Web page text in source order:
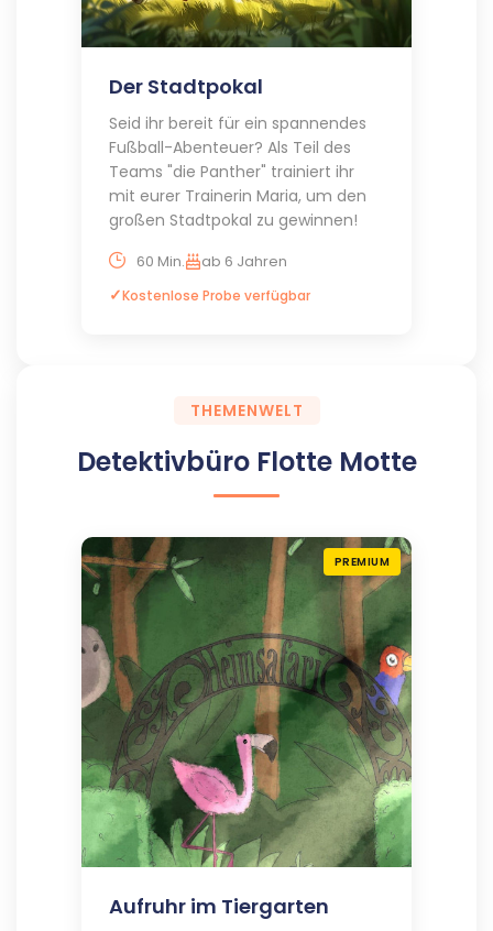
Der Stadtpokal
Seid ihr bereit für ein spannendes
Fußball-Abenteuer? Als Teil des
Teams "die Panther" trainiert ihr
mit eurer Trainerin Maria, um den
großen Stadtpokal zu gewinnen!
60 Min. ab 6 Jahren
Kostenlose Probe verfügbar
THEMENWELT
Detektivbüro Flotte Motte
PREMIUM
Aufruhr im Tiergarten